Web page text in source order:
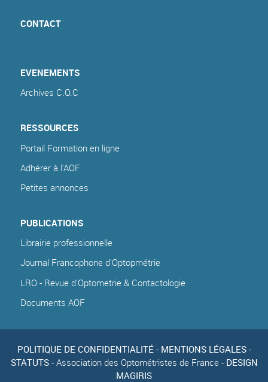
CONTACT
EVENEMENTS
Archives C.O.C
RESSOURCES
Portail Formation en ligne
Adhérer à l'AOF
Petites annonces
PUBLICATIONS
Librairie professionnelle
Journal Francophone d'Optopmétrie
LRO - Revue d'Optometrie & Contactologie
Documents AOF
POLITIQUE DE CONFIDENTIALITÉ- MENTIONS LÉGALES-
STATUTS- Association des Optométristes de France - DESIGN
MAGIRIS